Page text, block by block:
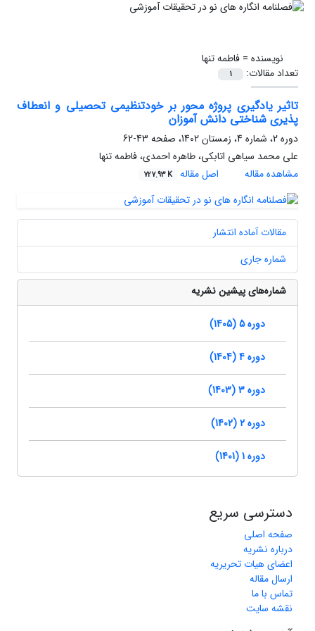
نویسنده =فاطمه تنها
تعداد مقالات:
1
تاثیر یادگیری پروژه محور بر خودتنظیمی تحصیلی و انعطاف
پذیری شناختی دانش آموزان
دوره 2، شماره 4، زمستان 1402، صفحه
43-62
علی محمد سیاهی اتابکی، طاهره احمدی، فاطمه تنها
مشاهده مقاله
اصل مقاله 727.93 K
مقالات آماده انتشار
شماره جاری
شماره‌های پیشین نشریه
دوره 5 (1405)
دوره 4 (1404)
دوره 3 (1403)
دوره 2 (1402)
دوره 1 (1401)
دسترسی سریع
صفحه اصلی
درباره نشریه
اعضای هیات تحریریه
ارسال مقاله
تماس با ما
نقشه سایت